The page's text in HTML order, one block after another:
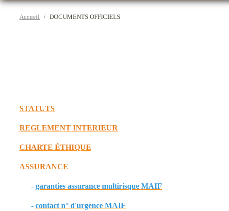
Accueil DOCUMENTS OFFICIELS
STATUTS
REGLEMENT INTERIEUR
CHARTE ÉTHIQUE
ASSURANCE
- garanties assurance multirisque MAIF
- contact n° d'urgence MAIF